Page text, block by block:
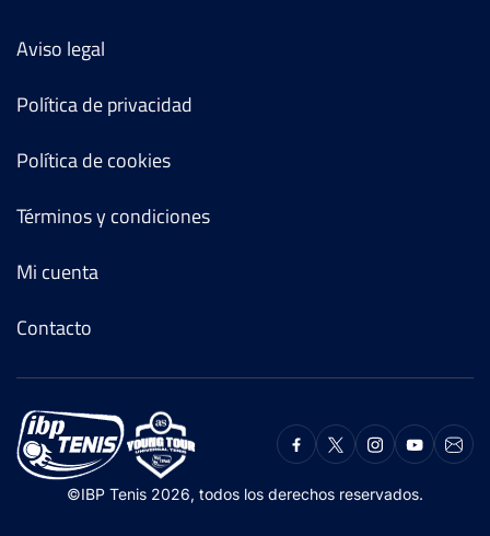
Aviso legal
Política de privacidad
Política de cookies
Términos y condiciones
Mi cuenta
Contacto
©IBP Tenis 2026, todos los derechos reservados.